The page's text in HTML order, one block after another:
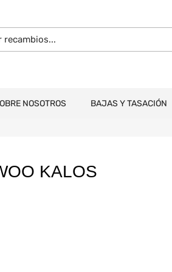
NOSOTROS BAJAS Y TASACIÓN
KALOS